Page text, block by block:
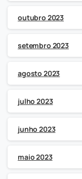
outubro 2023
setembro 2023
agosto 2023
julho 2023
junho 2023
maio 2023